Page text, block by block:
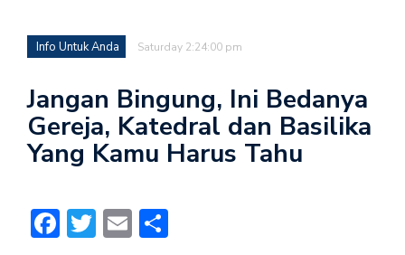
Info Untuk Anda Saturday 2:24:00 pm
Jangan Bingung, Ini Bedanya
Gereja, Katedral dan Basilika
Yang Kamu Harus Tahu
Facebook
Twitter
Email